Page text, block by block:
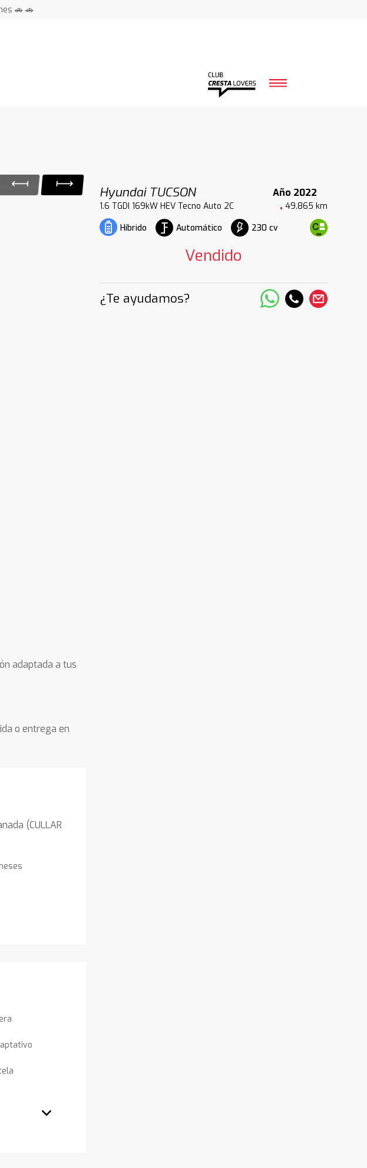
🚗 🚗
Hyundai TUCSON
Año 2022
1.6 TGDI 169kW HEV Tecno Auto 2C
49.865 km
Híbrido
Automático 230 cv
Vendido
¿Te ayudamos?
adaptada a tus
o entrega en
(CULLAR